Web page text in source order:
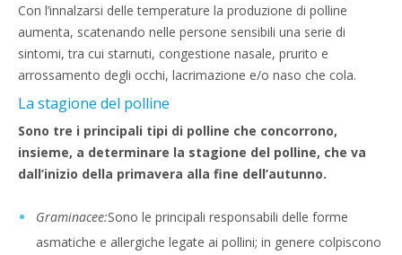
Con l’innalzarsi delle temperature la produzione di polline
aumenta, scatenando nelle persone sensibili una serie di
sintomi, tra cui starnuti, congestione nasale, prurito e
arrossamento degli occhi, lacrimazione e/o naso che cola.
La stagione del polline
Sono tre i principali tipi di polline che concorrono,
insieme, a determinare la stagione del polline, che va
dall’inizio della primavera alla fine dell’autunno.
Graminacee:Sono le principali responsabili delle forme
asmatiche e allergiche legate ai pollini; in genere colpiscono